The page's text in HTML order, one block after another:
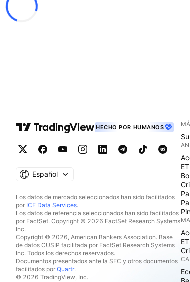
HECHO POR HUMANOS
Español
Los datos de mercado seleccionados han sido facilitados
por ICE Data Services.
Los datos de referencia seleccionados han sido facilitados
por FactSet. Copyright © 2026 FactSet Research Systems
Inc.
Copyright © 2026, American Bankers Association. Base
de datos CUSIP facilitada por FactSet Research Systems
Inc. Todos los derechos reservados.
Documentos presentados ante la SEC y otros documentos
facilitados por Quartr.
© 2026 TradingView, Inc.